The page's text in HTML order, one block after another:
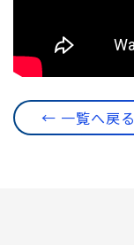
← 一覧へ戻る